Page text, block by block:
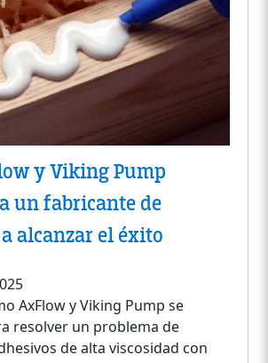
y Viking Pump
un fabricante de
alcanzar el éxito
AxFlow y Viking Pump se
resolver un problema de
de alta viscosidad con